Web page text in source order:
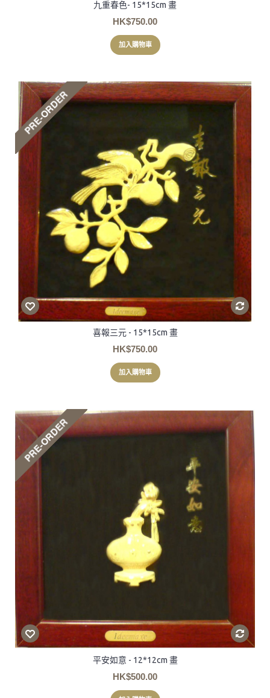
九重春色- 15*15cm 畫
HK$750.00
加入購物車
喜報三元 - 15*15cm 畫
HK$750.00
加入購物車
平安如意 - 12*12cm 畫
HK$500.00